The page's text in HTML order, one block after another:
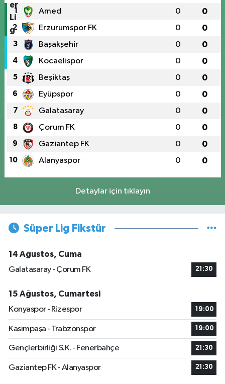
1 Amed 0 0
2 Erzurumspor FK 0 0
3 Başakşehir 0 0
4 Kocaelispor 0 0
5 Beşiktaş 0 0
6 Eyüpspor 0 0
7 Galatasaray 0 0
8 Çorum FK 0 0
9 Gaziantep FK 0 0
10 Alanyaspor 0 0
Detaylar için tıklayın
Süper Lig Fikstür
14 Ağustos, Cuma
Galatasaray - Çorum FK
21:30
15 Ağustos, Cumartesi
Konyaspor - Rizespor
19:00
Kasımpaşa - Trabzonspor 19:00
Gençlerbirliği S.K. - Fenerbahçe 21:30
Gaziantep FK - Alanyaspor 21:30